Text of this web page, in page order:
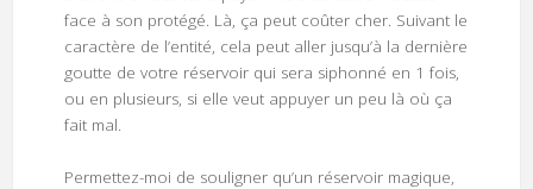
face à son protégé. Là, ça peut coûter cher. Suivant le
caractère de l’entité, cela peut aller jusqu’à la dernière
goutte de votre réservoir qui sera siphonné en 1 fois,
ou en plusieurs, si elle veut appuyer un peu là où ça
fait mal.
Permettez-moi de souligner qu’un réservoir magique,